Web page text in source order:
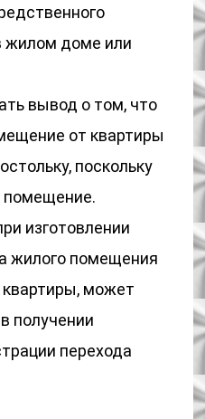
жилом доме или
вывод о том, что
от квартиры
поскольку
помещение.
изготовлении
жилого помещения
квартиры, может
получении
перехода